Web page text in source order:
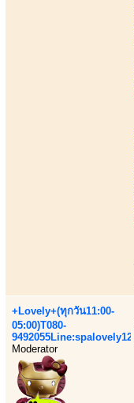
+Lovely+(ทุกวัน11:00-
05:00)T080-
9492055Line:spalovely123
Moderator